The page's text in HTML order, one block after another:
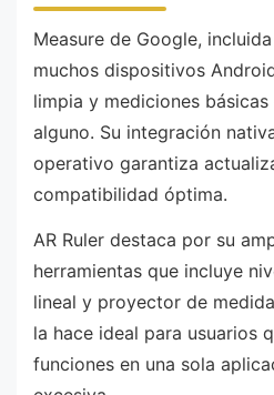
Measure de Google,
muchos dispositivos
limpia y mediciones
alguno. Su integración
operativo garantiza
compatibilidad óptima.
AR Ruler destaca por su
herramientas que incluye
lineal y proyector de
la hace ideal para usuarios
funciones en una sola